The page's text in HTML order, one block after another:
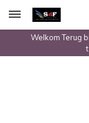
Welkom Terug